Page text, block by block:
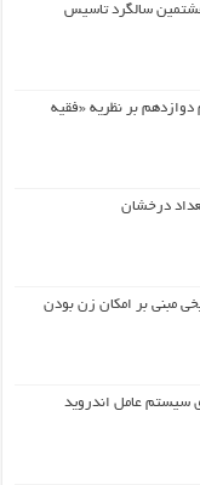
سالگرد تاسیس
بر نظریه «فقیه
درخشان
مبنی بر امکان زن بودن
سیستم عامل اندروید